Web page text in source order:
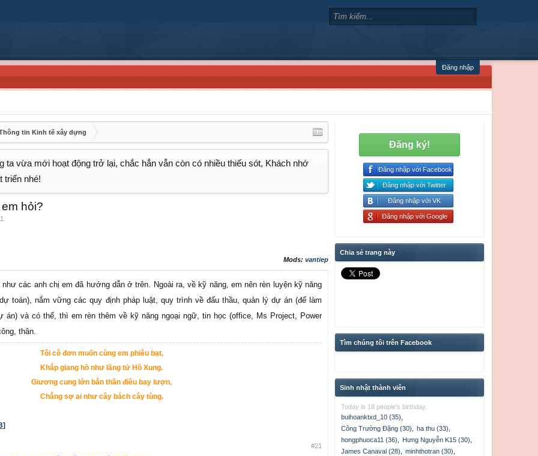
Đăng nhập
tin Kinh tế xây dựng
ta vừa mới hoạt động trở lại, chắc hẳn vẫn còn có nhiều thiếu sót, Khách nhớ
triển nhé!
hỏi?
Mods: vantiep
các anh chị em đã hướng dẫn ở trên. Ngoài ra, về kỹ năng, em nên rèn luyện kỹ năng
toán), nắm vững các quy định pháp luật, quy trình về đấu thầu, quản lý dự án (để làm
án) và có thể, thì em rèn thêm về kỹ năng ngoại ngữ, tin học (office, Ms Project, Power
thân.
Tôi cô đơn muốn cùng em phiêu bạt,
Khắp giang hồ như lãng tử Hồ Xung.
Giương cung lớn bắn thần điêu bay lượn,
Chẳng sợ ai như cây bách cây tùng.
#21
Đăng ký!
Đăng nhập với Facebook
Đăng nhập với Twitter
Đăng nhập với VK
Đăng nhập với Google
Chia sẻ trang này
Tìm chúng tôi trên Facebook
Sinh nhật thành viên
Today is 18 people's birthday.
buihoanktxd_10 (35)
Công Trường Đặng (30)
ha thu (33)
hongphuoca11 (36)
Hưng Nguyễn K15 (30)
James Canaval (28)
minhthotran (30)